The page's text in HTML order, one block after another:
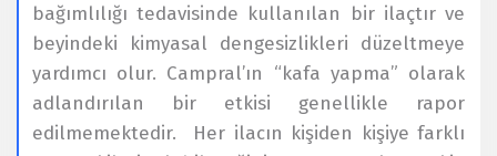
bağımlılığı tedavisinde kullanılan bir ilaçtır ve
beyindeki kimyasal dengesizlikleri düzeltmeye
yardımcı olur. Campral’ın “kafa yapma” olarak
adlandırılan bir etkisi genellikle rapor
edilmemektedir. Her ilacın kişiden kişiye farklı